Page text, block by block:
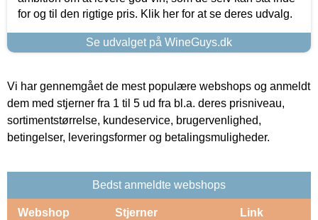
for og til den rigtige pris. Klik her for at se deres udvalg.
Se udvalget på WineGuys.dk
Vi har gennemgået de mest populære webshops og anmeldt
dem med stjerner fra 1 til 5 ud fra bl.a. deres prisniveau,
sortimentstørrelse, kundeservice, brugervenlighed,
betingelser, leveringsformer og betalingsmuligheder.
Bedst anmeldte webshops
Webshop Stjerner Link